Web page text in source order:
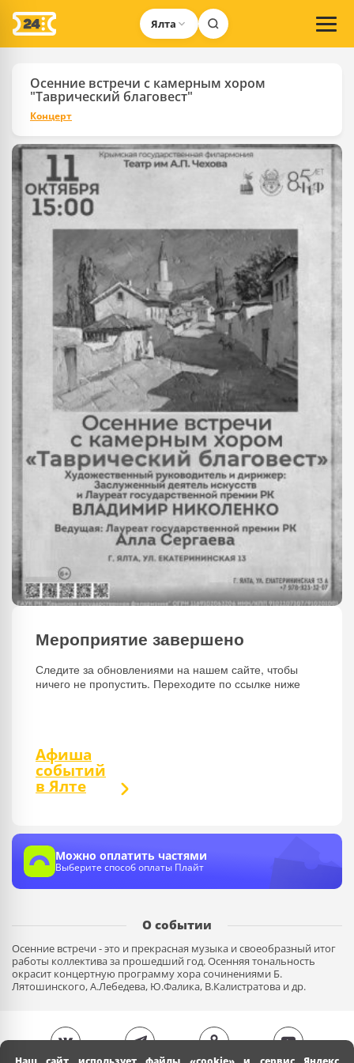
Ялта
Осенние встречи с камерным хором
"Таврический благовест"
Концерт
Мероприятие завершено
Следите за обновлениями на нашем сайте, чтобы
ничего не пропустить. Переходите по ссылке ниже
Афиша
событий
в Ялте
Можно оплатить частями
Выберите способ оплаты Плайт
О событии
Осенние встречи - это и прекрасная музыка и своеобразный итог
работы коллектива за прошедший год. Осенняя тональность
окрасит концертную программу хора сочинениями Б.
Лятошинского, А.Лебедева, Ю.Фалика, В.Калистратова и др.